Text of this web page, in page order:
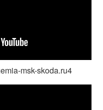
msk-skoda.ru4